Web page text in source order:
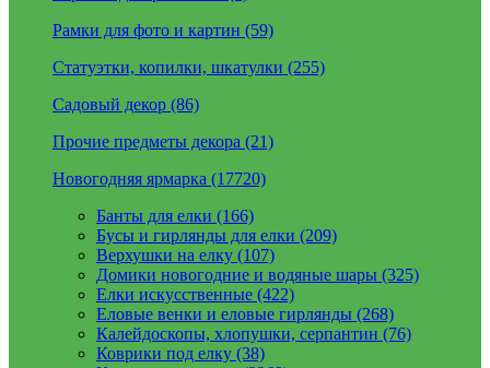
Рамки для фото и картин (59)
Статуэтки, копилки, шкатулки (255)
Садовый декор (86)
Прочие предметы декора (21)
Новогодняя ярмарка (17720)
Банты для елки (166)
Бусы и гирлянды для елки (209)
Верхушки на елку (107)
Домики новогодние и водяные шары (325)
Елки искусственные (422)
Еловые венки и еловые гирлянды (268)
Калейдоскопы, хлопушки, серпантин (76)
Коврики под елку (38)